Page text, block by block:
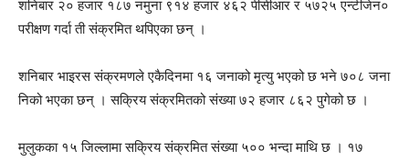
शनिबार २० हजार १८७ नमुना ९१४ हजार ४६२ पीसीआर र ५७२५ एन्टीजेन०
परीक्षण गर्दा ती संक्रमित थपिएका छन् ।
शनिबार भाइरस संक्रमणले एकैदिनमा १६ जनाको मृत्यु भएको छ भने ७०८ जना
निको भएका छन् । सक्रिय संक्रमितको संख्या ७२ हजार ८६२ पुगेको छ ।
मुलुकका १५ जिल्लामा सक्रिय संक्रमित संख्या ५०० भन्दा माथि छ । १७